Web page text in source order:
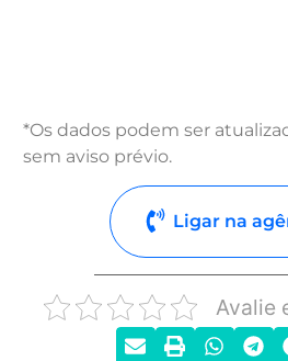
*Os dados podem ser
sem aviso prévio.
Ligar na
Avalie